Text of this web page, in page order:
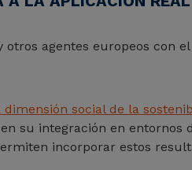
agentes europeos con
social de la
su integración en entornos
incorporar estos